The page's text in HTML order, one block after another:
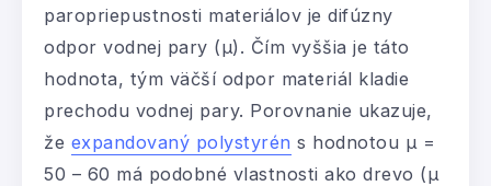
paropriepustnosti materiálov je difúzny
odpor vodnej pary (μ). Čím vyššia je táto
hodnota, tým väčší odpor materiál kladie
prechodu vodnej pary. Porovnanie ukazuje,
že expandovaný polystyrén s hodnotou μ =
50 – 60 má podobné vlastnosti ako drevo (μ